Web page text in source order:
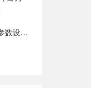
直播间搭建 | 索尼A7M4直播参数设置_清晰高画质